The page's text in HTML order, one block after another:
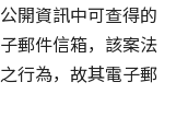
開資訊中可查得的
郵件信箱，該案法
行為，故其電子郵